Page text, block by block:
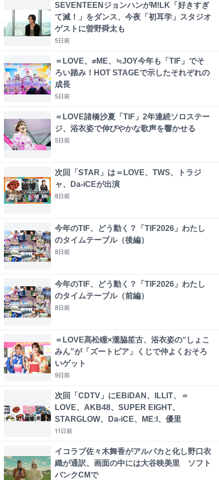
SEVENTEENジョンハンがM!LK「好きすぎ
て滅！」をダンス、今夜「初耳学」スタジオ
ゲストに曽野舜太も
5日前
＝LOVE、≠ME、≒JOY今年も「TIF」でそ
ろい踏み！HOT STAGEで示したそれぞれの
成長
5日前
＝LOVE諸橋沙夏「TIF」2年連続ソロステー
ジ、浴衣姿で伸びやかな歌声を響かせる
5日前
次回「STAR」は＝LOVE、TWS、トラジ
ャ、Da-iCEが出演
8日前
今年のTIF、どう動く？「TIF2026」わたし
のタイムテーブル（後編）
8日前
今年のTIF、どう動く？「TIF2026」わたし
のタイムテーブル（前編）
8日前
＝LOVE髙松瞳×瀧脇笙古、浴衣姿の“しょこ
みん”が「ズートピア」くじで仲よくおそろ
いゲット
9日前
次回「CDTV」にEBiDAN、ILLIT、＝
LOVE、AKB48、SUPER EIGHT、
STARGLOW、Da-iCE、ME:I、優里
11日前
イコラブ佐々木舞香がアルパカと化し野口衣
織が通訳、画面の中には大谷映美里 ソフト
バンクCMで